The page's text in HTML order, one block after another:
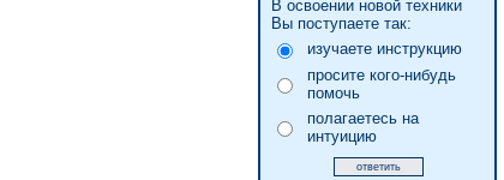
В освоении новой техники
Вы поступаете так:
изучаете инструкцию
просите кого-нибудь
помочь
полагаетесь на
интуицию